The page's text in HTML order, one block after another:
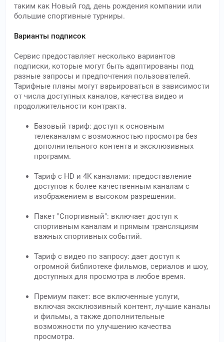
таким как Новый год, день рождения компании или
большие спортивные турниры.
Варианты подписок
Сервис предоставляет несколько вариантов
подписки, которые могут быть адаптированы под
разные запросы и предпочтения пользователей.
Тарифные планы могут варьироваться в зависимости
от числа доступных каналов, качества видео и
продолжительности контракта.
Базовый тариф: доступ к основным
телеканалам с возможностью просмотра без
дополнительного контента и эксклюзивных
программ.
Тариф с HD и 4K каналами: предоставление
доступов к более качественным каналам с
изображением в высоком разрешении.
Пакет "Спортивный": включает доступ к
спортивным каналам и прямым трансляциям
важных спортивных событий.
Тариф с видео по запросу: дает доступ к
огромной библиотеке фильмов, сериалов и шоу,
доступных для просмотра в любое время.
Премиум пакет: все включенные услуги,
включая эксклюзивный контент, лучшие каналы
и фильмы, а также дополнительные
возможности по улучшению качества
просмотра.